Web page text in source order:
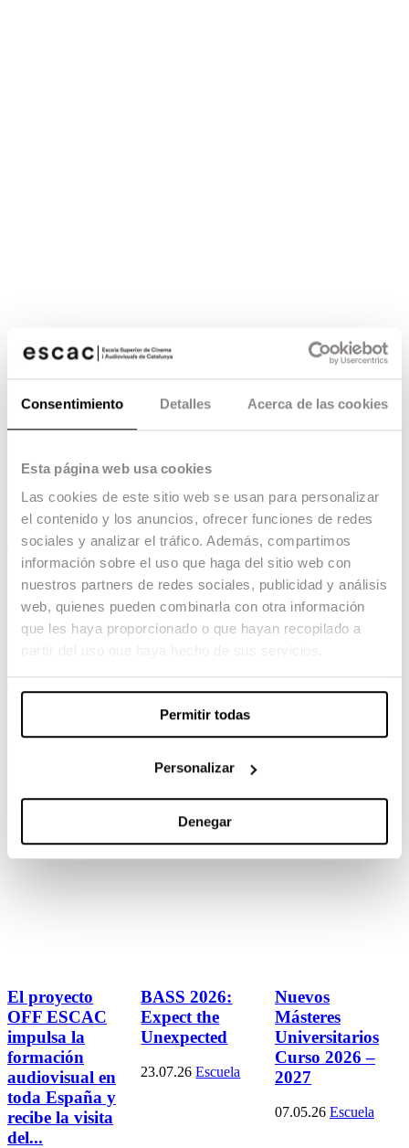
Consentimiento Detalles Acerca de las cookies
Esta página web usa cookies
Las cookies de este sitio web se usan para personalizar
el contenido y los anuncios, ofrecer funciones de redes
sociales y analizar el tráfico. Además, compartimos
información sobre el uso que haga del sitio web con
nuestros partners de redes sociales, publicidad y análisis
web, quienes pueden combinarla con otra información
que les haya proporcionado o que hayan recopilado a
Permitir todas
Personalizar
Denegar
El día de mañana
04.02.23 -
Fotografía: Marc Gómez del Moral
Sonido: Jordi Rossinyol Colomer
Arte: Carla Riera, Carlos Saladrigas,
Elisabeth Martí, Tere Zuluaga, Víctor
TAMBIÉN TE PUEDE INTERESAR
El proyecto
OFF ESCAC
impulsa la
formación
audiovisual en
toda España y
recibe la visita
del...
BASS 2026:
Expect the
Unexpected
23.07.26 Escuela
Nuevos
Másteres
Universitarios
Curso 2026 –
2027
07.05.26 Escuela